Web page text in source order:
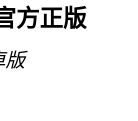
方正版
版